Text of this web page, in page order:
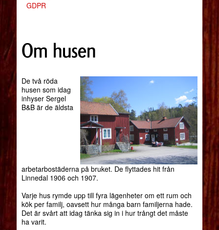
GDPR
Om husen
De två röda
husen som idag
inhyser Sergel
B&B är de äldsta
arbetarbostäderna på bruket. De flyttades hit från
Linnedal 1906 och 1907.
Varje hus rymde upp till fyra lägenheter om ett rum och
kök per familj, oavsett hur många barn familjerna hade.
Det är svårt att idag tänka sig in i hur trångt det måste
ha varit.